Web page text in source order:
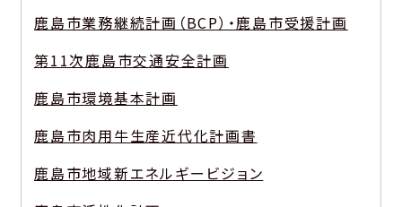
鹿島市業務継続計画（BCP）・鹿島市受援計画
第11次鹿島市交通安全計画
鹿島市環境基本計画
鹿島市肉用牛生産近代化計画書
鹿島市地域新エネルギービジョン